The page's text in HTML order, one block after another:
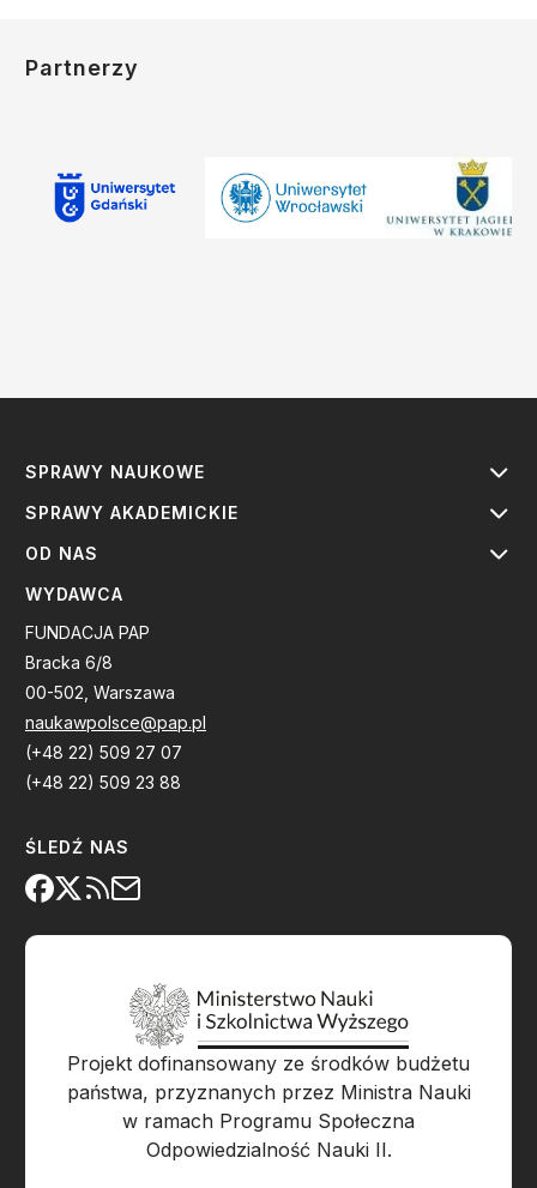
Partnerzy
SPRAWY NAUKOWE
SPRAWY AKADEMICKIE
OD NAS
WYDAWCA
FUNDACJA PAP
Bracka 6/8
00-502, Warszawa
naukawpolsce@pap.pl
(+48 22) 509 27 07
(+48 22) 509 23 88
ŚLEDŹ NAS
Projekt dofinansowany ze środków budżetu
państwa, przyznanych przez Ministra Nauki
w ramach Programu Społeczna
Odpowiedzialność Nauki II.